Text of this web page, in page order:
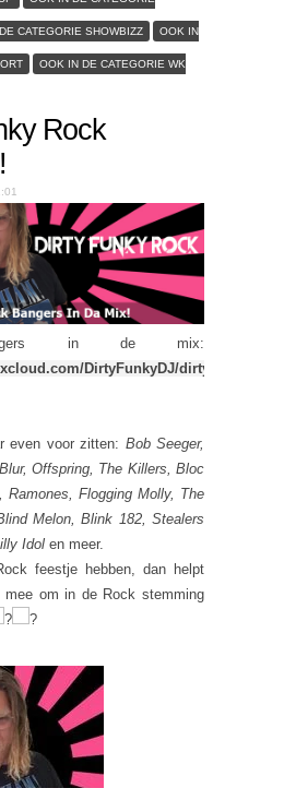
CATEGORIE SHOWBIZZ OOK IN
OOK IN DE CATEGORIE WK
Rock
in de mix:
DirtyFunkyDJ/dirty-
even voor zitten: Bob Seeger,
Offspring, The Killers, Bloc
Ramones, Flogging Molly, The
Melon, Blink 182, Stealers
Idol en meer.
feestje hebben, dan helpt
om in de Rock stemming